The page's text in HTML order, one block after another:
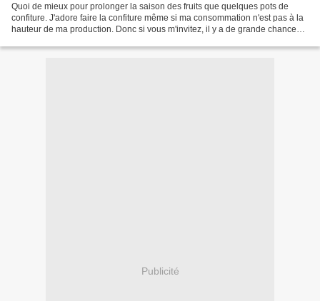
Quoi de mieux pour prolonger la saison des fruits que quelques pots de
confiture. J'adore faire la confiture même si ma consommation n'est pas à la
hauteur de ma production. Donc si vous m'invitez, il y a de grande chance
Publicité